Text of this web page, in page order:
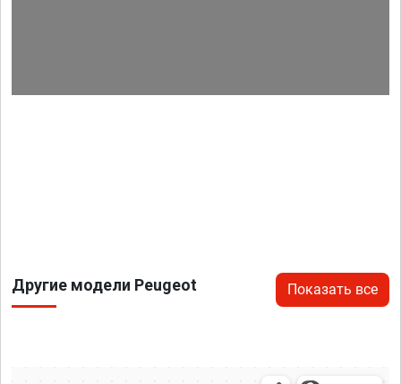
Другие модели Peugeot Показать все